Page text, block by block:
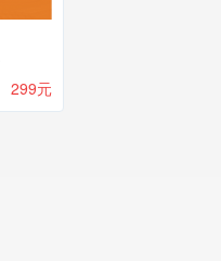
299元